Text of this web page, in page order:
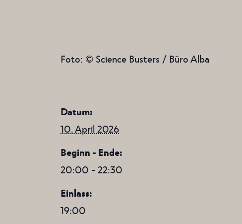
Foto: © Science Busters / Büro Alba
Datum:
10. April 2026
Beginn - Ende:
20:00 - 22:30
Einlass:
19:00